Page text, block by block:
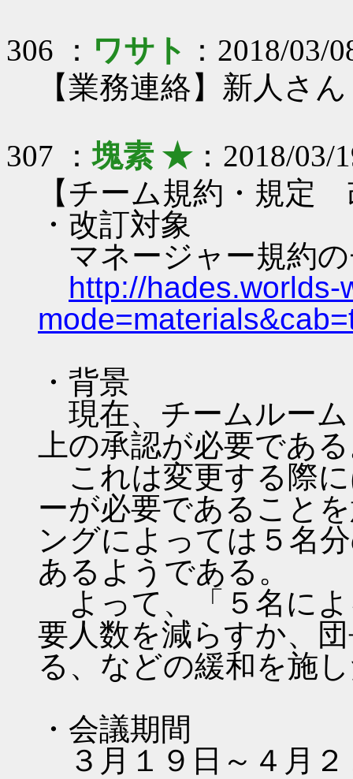
306 ： ワサト ：2018/03/
【業務連絡】新人さ
307 ：塊素 ★：2018/03/
【チーム規約・規定
・改訂対象
マネージャー規約
http://
・背景
現在、チームルーム
上の承認が必要であ
これは変更する際
ーが必要であること
ングによっては５名
あるようである。
よって、「５名に
要人数を減らすか、
る、などの緩和を施
・会議期間
３月１９日～４月２